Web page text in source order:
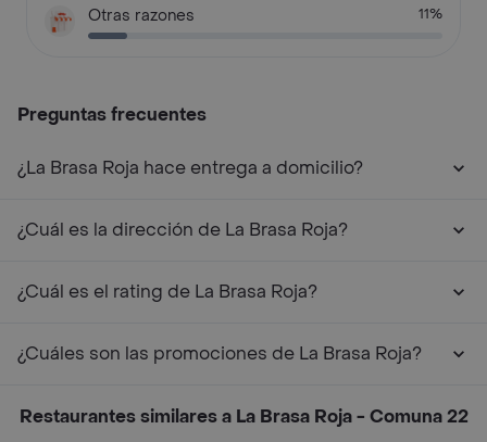
Otras razones 11%
Preguntas frecuentes
¿La Brasa Roja hace entrega a domicilio?
¿Cuál es la dirección de La Brasa Roja?
¿Cuál es el rating de La Brasa Roja?
¿Cuáles son las promociones de La Brasa Roja?
Restaurantes similares a La Brasa Roja - Comuna 22